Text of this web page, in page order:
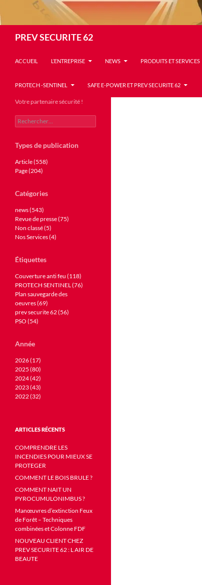
PREV SECURITE 62
ACCUEIL L’ENTREPRISE NEWS PRODUITS ET SERVICES
PROTECH -SENTINEL SAFE E-POWER ET PREV SECURITE 62
Votre partenaire sécurité !
Rechercher :
Types de publication
Article (558)
Page (204)
Catégories
news (543)
Revue de presse (75)
Non classé (5)
Nos Services (4)
Étiquettes
Couverture anti feu (118)
PROTECH SENTINEL (76)
Plan sauvegarde des
oeuvres (69)
prev securite 62 (56)
PSO (54)
Année
2026 (17)
2025 (80)
2024 (42)
2023 (43)
2022 (32)
ARTICLES RÉCENTS
COMPRENDRE LES
INCENDIES POUR MIEUX SE
PROTEGER
COMMENT LE BOIS BRULE ?
COMMENT NAIT UN
PYROCUMULONIMBUS ?
Manœuvres d’extinction Feux
de Forêt – Techniques
combinées et Colonne FDF
NOUVEAU CLIENT CHEZ
PREV SECURITE 62 : L AIR DE
BEAUTE